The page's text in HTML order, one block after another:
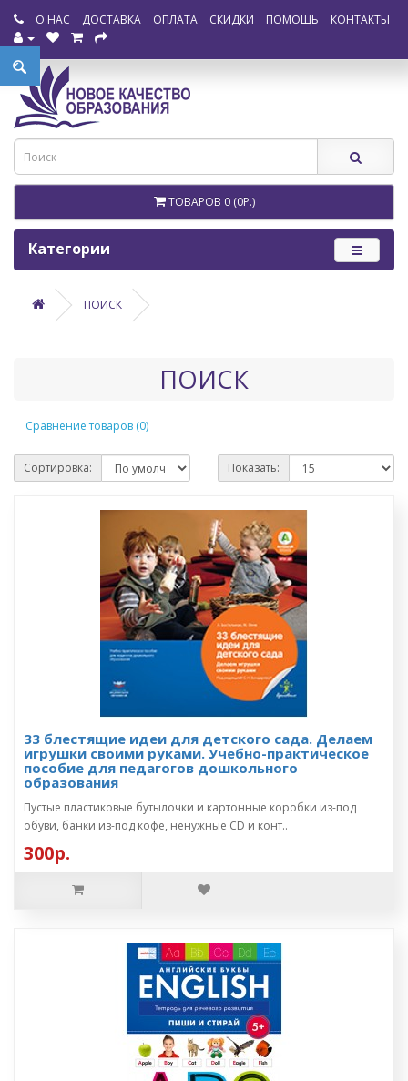
О НАС ДОСТАВКА ОПЛАТА СКИДКИ ПОМОЩЬ КОНТАКТЫ
ТОВАРОВ 0 (0Р.)
Категории
ПОИСК
ПОИСК
Сравнение товаров (0)
Сортировка: Показать:
33 блестящие идеи для детского сада. Делаем
игрушки своими руками. Учебно-практическое
пособие для педагогов дошкольного
образования
Пустые пластиковые бутылочки и картонные коробки из-под
обуви, банки из-под кофе, ненужные CD и конт..
300р.